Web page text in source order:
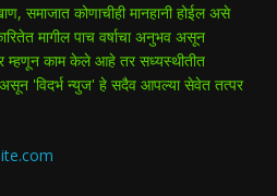
समाजात कोणाचीही मानहानी होईल असे
मागील पाच वर्षाचा अनुभव असून
म्हणून काम केले आहे तर सध्यस्थीतीत
असून 'विदर्भ न्युज' हे सदैव आपल्या सेवेत तत्पर